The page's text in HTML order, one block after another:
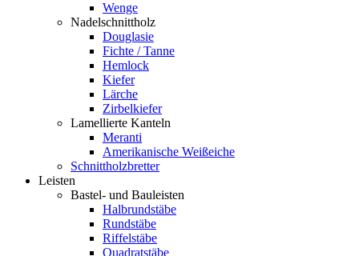
Wenge
Nadelschnittholz
Douglasie
Fichte / Tanne
Hemlock
Kiefer
Lärche
Zirbelkiefer
Lamellierte Kanteln
Meranti
Amerikanische Weißeiche
Schnittholzbretter
Leisten
Bastel- und Bauleisten
Halbrundstäbe
Rundstäbe
Riffelstäbe
Quadratstäbe